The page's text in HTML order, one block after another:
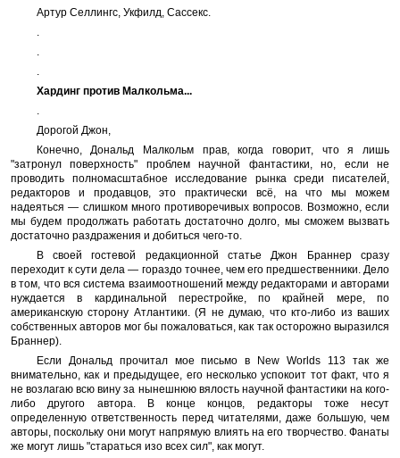
Артур Селлингс, Укфилд, Сассекс.
.
.
.
Хардинг против Малкольма...
.
Дорогой Джон,
Конечно, Дональд Малкольм прав, когда говорит, что я лишь
"затронул поверхность" проблем научной фантастики, но, если не
проводить полномасштабное исследование рынка среди писателей,
редакторов и продавцов, это практически всё, на что мы можем
надеяться — слишком много противоречивых вопросов. Возможно, если
мы будем продолжать работать достаточно долго, мы сможем вызвать
достаточно раздражения и добиться чего-то.
В своей гостевой редакционной статье Джон Браннер сразу
переходит к сути дела — гораздо точнее, чем его предшественники. Дело
в том, что вся система взаимоотношений между редакторами и авторами
нуждается в кардинальной перестройке, по крайней мере, по
американскую сторону Атлантики. (Я не думаю, что кто-либо из ваших
собственных авторов мог бы пожаловаться, как так осторожно выразился
Браннер).
Если Дональд прочитал мое письмо в New Worlds 113 так же
внимательно, как и предыдущее, его несколько успокоит тот факт, что я
не возлагаю всю вину за нынешнюю вялость научной фантастики на кого-
либо другого автора. В конце концов, редакторы тоже несут
определенную ответственность перед читателями, даже большую, чем
авторы, поскольку они могут напрямую влиять на его творчество. Фанаты
же могут лишь "стараться изо всех сил", как могут.